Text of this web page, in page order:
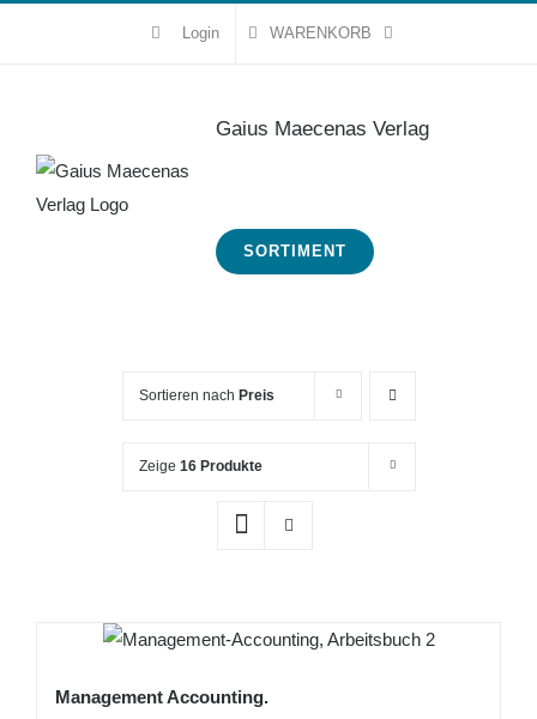
Login WARENKORB
Gaius Maecenas Verlag
SORTIMENT
Sortieren nach Preis
Zeige 16 Produkte
Management Accounting.